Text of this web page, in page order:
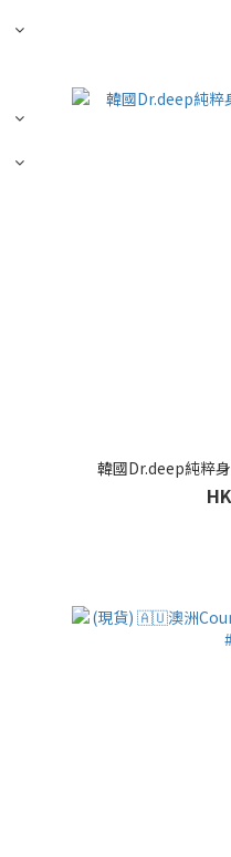
韓國Dr.deep純粹